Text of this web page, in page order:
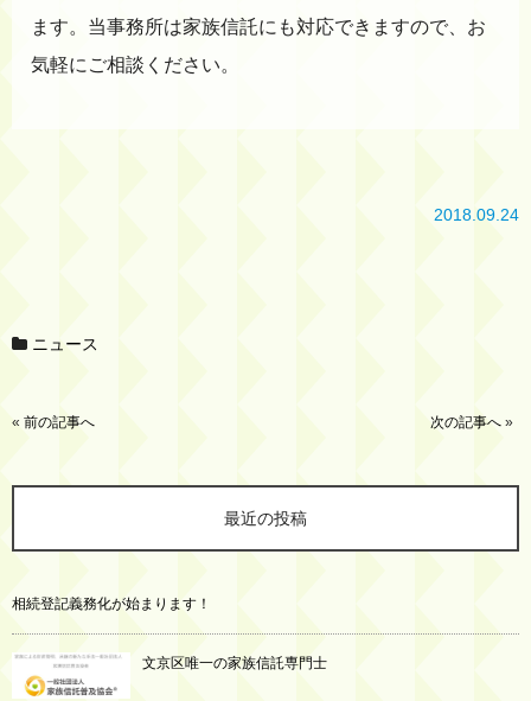
ます。当事務所は家族信託にも対応できますので、お
気軽にご相談ください。
2018.09.24
ニュース
« 前の記事へ 次の記事へ »
最近の投稿
相続登記義務化が始まります！
文京区唯一の家族信託専門士